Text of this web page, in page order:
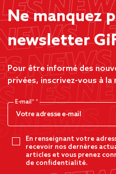
Ne manquez
newsletter
Pour être informé des
privées, inscrivez-vous à la
E-mail*
En renseignant votre
recevoir nos dernères
articles et vous prenez
de confidentialité.